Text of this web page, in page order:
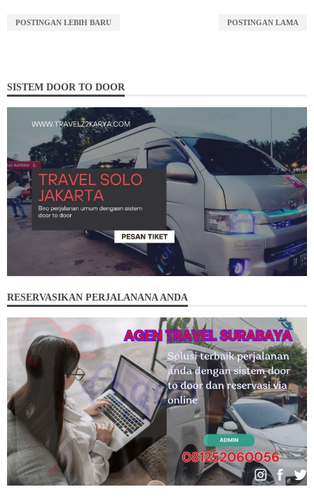
POSTINGAN LEBIH BARU POSTINGAN LAMA
SISTEM DOOR TO DOOR
RESERVASIKAN PERJALANANA ANDA